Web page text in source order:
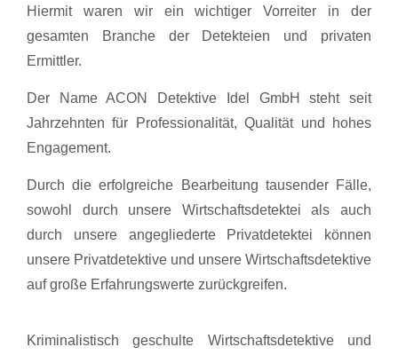
Hiermit waren wir ein wichtiger Vorreiter in der
gesamten Branche der Detekteien und privaten
Ermittler.
Der Name ACON Detektive Idel GmbH steht seit
Jahrzehnten für Professionalität, Qualität und hohes
Engagement.
Durch die erfolgreiche Bearbeitung tausender Fälle,
sowohl durch unsere Wirtschaftsdetektei als auch
durch unsere angegliederte Privatdetektei können
unsere Privatdetektive und unsere Wirtschaftsdetektive
auf große Erfahrungswerte zurückgreifen.
Kriminalistisch geschulte Wirtschaftsdetektive und